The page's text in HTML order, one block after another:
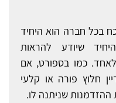
בכל חברה הוא היחיד
שיודע להראות
כמו בספורט, אם
חלוץ פורה או קלעי
שניתנה לו.